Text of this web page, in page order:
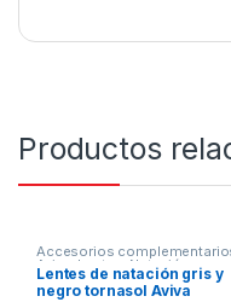
Productos
Accesorios
Aviva Lentes Natación
Lentes de natación gris y
negro tornasol Aviva